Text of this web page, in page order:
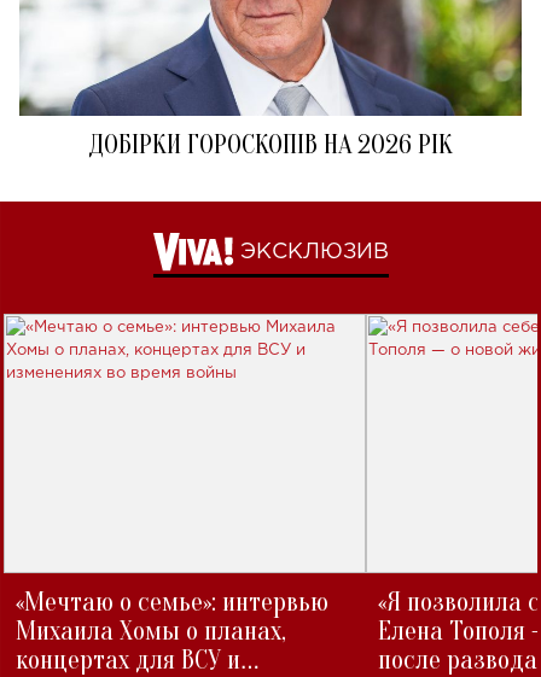
ДОБІРКИ ГОРОСКОПІВ НА 2026 РІК
ЭКСКЛЮЗИВ
«Мечтаю о семье»: интервью
Михаила Хомы о планах,
концертах для ВСУ и
«Я позволила
Елена Тополя
после развода